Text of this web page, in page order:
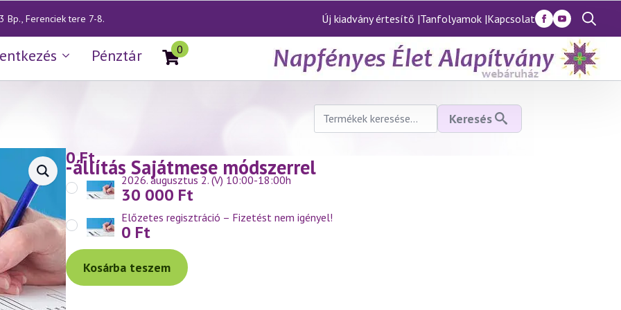
Bp., Ferenciek tere 7-8. Új kiadvány értesítő |Tanfolyamok |Kapcsolat
Search
for:
Pénztár 0
Keresés
következőre:
Keresés
mese-állítás Sajátmese módszerrel
0Ft
2026. augusztus 2. (V) 10:00-18:00h
30 000 Ft
Előzetes regisztráció – Fizetést nem igényel!
0 Ft
Kosárba teszem